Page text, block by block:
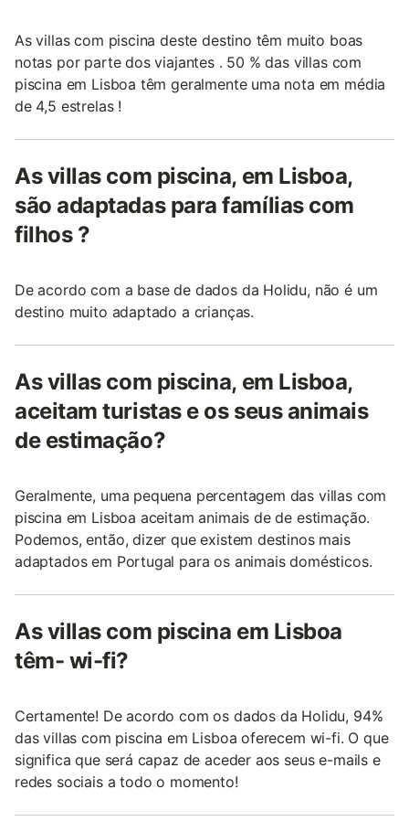
As villas com piscina deste destino têm muito boas
notas por parte dos viajantes . 50 % das villas com
piscina em Lisboa têm geralmente uma nota em média
de 4,5 estrelas !
As villas com piscina, em Lisboa,
são adaptadas para famílias com
filhos ?
De acordo com a base de dados da Holidu, não é um
destino muito adaptado a crianças.
As villas com piscina, em Lisboa,
aceitam turistas e os seus animais
de estimação?
Geralmente, uma pequena percentagem das villas com
piscina em Lisboa aceitam animais de de estimação.
Podemos, então, dizer que existem destinos mais
adaptados em Portugal para os animais domésticos.
As villas com piscina em Lisboa
têm- wi-fi?
Certamente! De acordo com os dados da Holidu, 94%
das villas com piscina em Lisboa oferecem wi-fi. O que
significa que será capaz de aceder aos seus e-mails e
redes sociais a todo o momento!